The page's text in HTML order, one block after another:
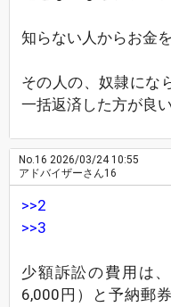
知らない人からお金
その人の、奴隷にな
一括返済した方が良
No.16 2026/03/24 10:55
アドバイザーさん16
>>2
>>3
少額訴訟の費用は
6,000円）と予納郵